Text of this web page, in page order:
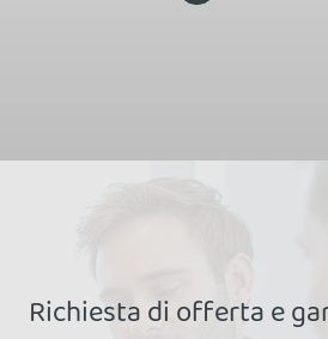
Richiesta di offerta e